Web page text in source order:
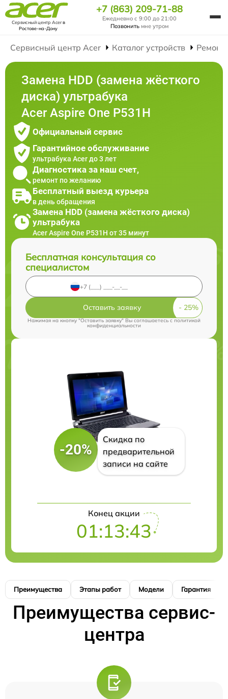
Сервисный центр Acerв
Ростове-на-Дону
+7 (863) 209-71-88
Ежедневно с 9:00 до 21:00
Позвонить мне утром
Сервисный центр Acer Каталог устройств Ремонт
Замена HDD (замена жёсткого
диска) ультрабука
Acer Aspire One P531H
Официальный сервис
Гарантийное обслуживание
ультрабука Acer до 3 лет
Диагностика за наш счет,
ремонт по желанию
Бесплатный выезд курьера
в день обращения
Замена HDD (замена жёсткого диска)
ультрабука
Acer Aspire One P531H от 35 минут
Бесплатная консультация со
специалистом
Оставить заявку
Нажимая на кнопку "Оставить заявку" Вы соглашаетесь cполитикой
конфиденциальности
-20%
Скидка по
предварительной
записи на сайте
Конец акции
01:13:42
Преимущества Этапы работ Модели Гарантия
Преимущества сервис-
центра